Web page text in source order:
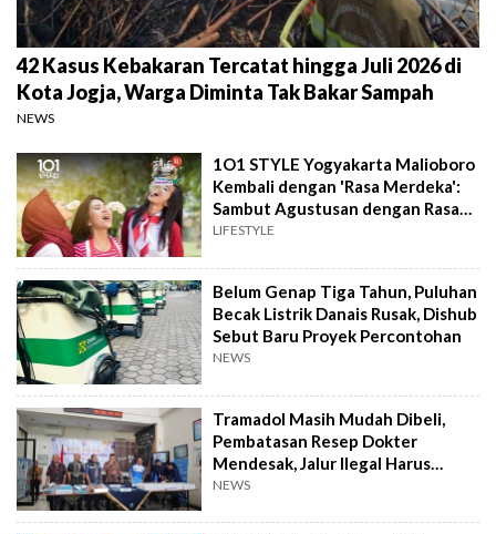
42 Kasus Kebakaran Tercatat hingga Juli 2026 di
Kota Jogja, Warga Diminta Tak Bakar Sampah
NEWS
1O1 STYLE Yogyakarta Malioboro
Kembali dengan 'Rasa Merdeka':
Sambut Agustusan dengan Rasa
dan Tawa
LIFESTYLE
Belum Genap Tiga Tahun, Puluhan
Becak Listrik Danais Rusak, Dishub
Sebut Baru Proyek Percontohan
NEWS
Tramadol Masih Mudah Dibeli,
Pembatasan Resep Dokter
Mendesak, Jalur Ilegal Harus
Distop
NEWS